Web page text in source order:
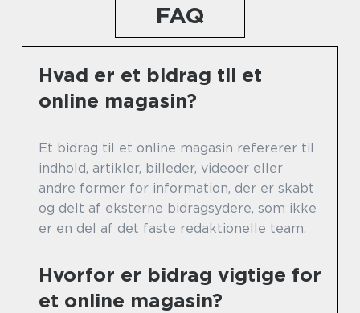
FAQ
Hvad er et bidrag til et
online magasin?
Et bidrag til et online magasin refererer til
indhold, artikler, billeder, videoer eller
andre former for information, der er skabt
og delt af eksterne bidragsydere, som ikke
er en del af det faste redaktionelle team.
Hvorfor er bidrag vigtige for
et online magasin?